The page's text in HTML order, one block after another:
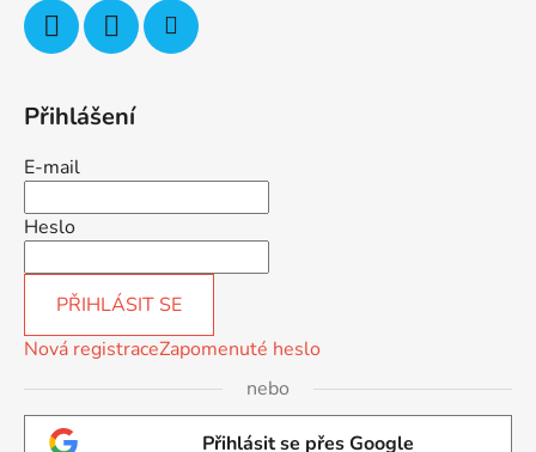
Přihlášení
E-mail
Heslo
PŘIHLÁSIT SE
Nová registraceZapomenuté heslo
nebo
Přihlásit se přes Google